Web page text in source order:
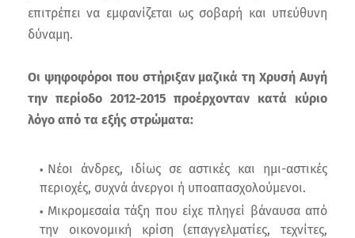
επιτρέπει να εμφανίζεται ως σοβαρή και υπεύθυνη
δύναμη.
Οι ψηφοφόροι που στήριξαν μαζικά τη Χρυσή Αυγή
την περίοδο 2012-2015 προέρχονταν κατά κύριο
λόγο από τα εξής στρώματα:
Νέοι άνδρες, ιδίως σε αστικές και ημι-αστικές
περιοχές, συχνά άνεργοι ή υποαπασχολούμενοι.
Μικρομεσαία τάξη που είχε πληγεί βάναυσα από
την οικονομική κρίση (επαγγελματίες, τεχνίτες,